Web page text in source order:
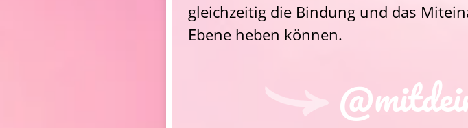
gleichzeitig die Bindung und das
Ebene heben können.